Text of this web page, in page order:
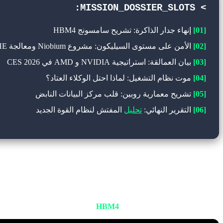
> MISSION_DOSSIER_SLOTS:
[01]
إنهاء جدار الذاكرة: تشريح سامسونج HBM4
[02]
الأمن على مستوى السيليكون: مشروع Niobium ومعالجة FHE
[03]
بيان العمالقة: استراتيجية NVIDIA و AMD في CES 2026
[04]
موت نظام التشغيل: لماذا احتل الوكلاء العتاد؟
[05]
تشريح معمارية روبين: قلب مركز البيانات النابض
[06]
التقرير النهائي: تحليل المفتش لنظام القوة الجديد
HBM4